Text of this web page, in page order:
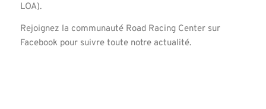
LOA).
Rejoignez la communauté Road Racing Center sur
Facebook pour suivre toute notre actualité.